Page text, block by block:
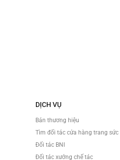
DỊCH VỤ
Bán thương hiệu
Tìm đối tác cửa hàng trang sức
Đối tác BNI
Đối tác xưởng chế tác